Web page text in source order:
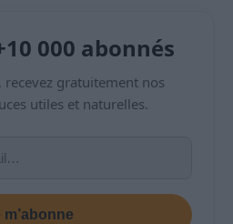
000 abonnés
recevez gratuitement nos
utiles et naturelles.
m’abonne